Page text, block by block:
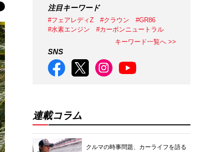
注目キーワード
#フェアレディZ #クラウン
#GR86
#水素エンジン
#カーボンニュートラル
キーワード一覧へ >>
SNS
連載コラム
クルマの時事問題、カーライフを語る